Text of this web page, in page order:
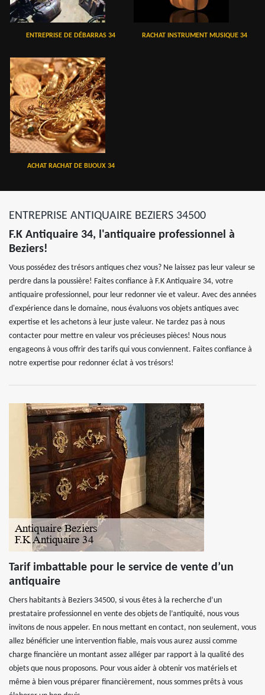
ENTREPRISE DE DÉBARRAS 34 RACHAT INSTRUMENT MUSIQUE 34
ACHAT RACHAT DE BIJOUX 34
ENTREPRISE ANTIQUAIRE BEZIERS 34500
F.K Antiquaire 34, l'antiquaire professionnel à
Beziers!
Vous possédez des trésors antiques chez vous? Ne laissez pas leur valeur se
perdre dans la poussière! Faites confiance à F.K Antiquaire 34, votre
antiquaire professionnel, pour leur redonner vie et valeur. Avec des années
d'expérience dans le domaine, nous évaluons vos objets antiques avec
expertise et les achetons à leur juste valeur. Ne tardez pas à nous
contacter pour mettre en valeur vos précieuses pièces! Nous nous
engageons à vous offrir des tarifs qui vous conviennent. Faites confiance à
notre expertise pour redonner éclat à vos trésors!
Tarif imbattable pour le service de vente d’un
antiquaire
Chers habitants à Beziers 34500, si vous êtes à la recherche d’un
prestataire professionnel en vente des objets de l’antiquité, nous vous
invitons de nous appeler. En nous mettant en contact, non seulement, vous
allez bénéficier une intervention fiable, mais vous aurez aussi comme
charge financière un montant assez alléger par rapport à la qualité des
objets que nous proposons. Pour vous aider à obtenir vos matériels et
même à bien vous préparer financièrement, nous sommes prêts à vous